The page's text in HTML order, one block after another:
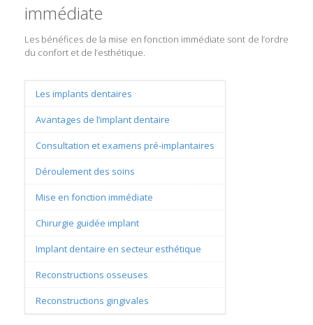
immédiate
Les bénéfices de la mise en fonction immédiate sont de l’ordre
du confort et de l’esthétique.
Les implants dentaires
Avantages de l’implant dentaire
Consultation et examens pré-implantaires
Déroulement des soins
Mise en fonction immédiate
Chirurgie guidée implant
Implant dentaire en secteur esthétique
Reconstructions osseuses
Reconstructions gingivales